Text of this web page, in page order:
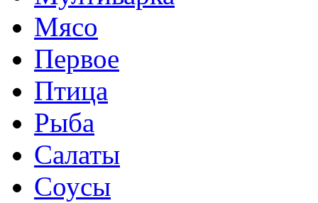
Мясо
Первое
Птица
Рыба
Салаты
Соусы